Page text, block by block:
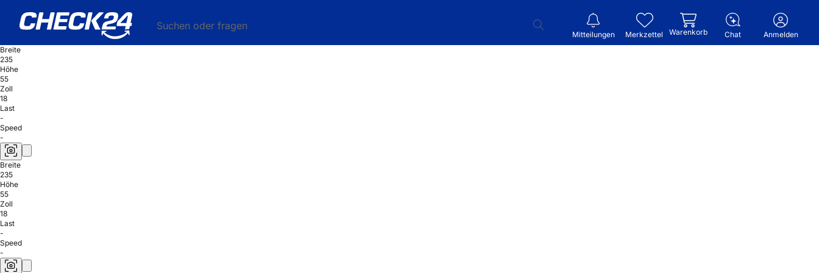
Suchen oder fragen
Mitteilungen Merkzettel Warenkorb Chat
Anmelden
Breite
235
Höhe
55
Zoll
18
Last
-
Speed
-
Breite
235
Höhe
55
Zoll
18
Last
-
Speed
-